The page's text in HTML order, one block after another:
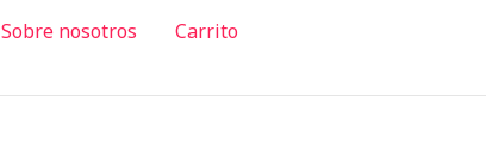
Sobre nosotros
Carrito